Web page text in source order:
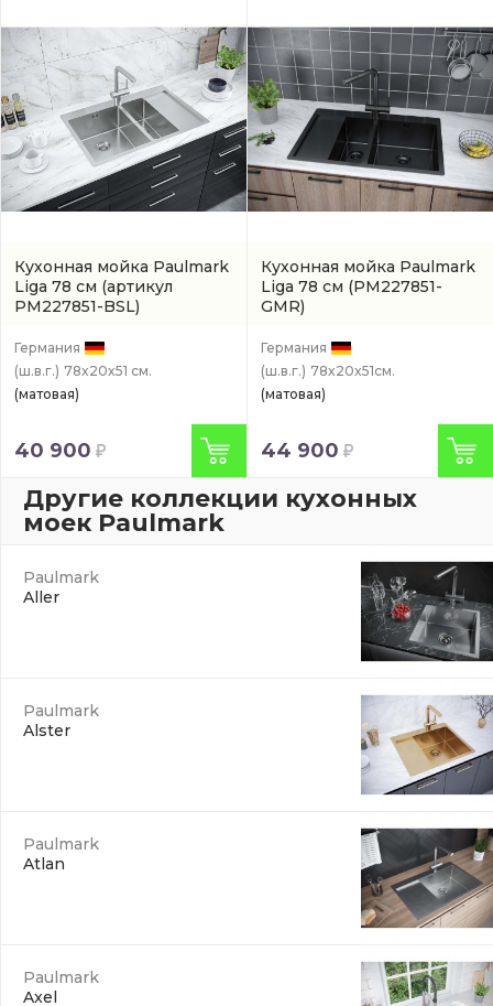
Кухонная мойка Paulmark
Liga 78 см (артикул
PM227851-BSL)
Германия
(ш.в.г.) 78x20x51 см.
(матовая)
40 900
Кухонная мойка Paulmark
Liga 78 см (PM227851-
GMR)
Германия
(ш.в.г.) 78x20x51см.
(матовая)
44 900
Другие коллекции кухонных
моек Paulmark
Paulmark
Aller
Paulmark
Alster
Paulmark
Atlan
Paulmark
Axel